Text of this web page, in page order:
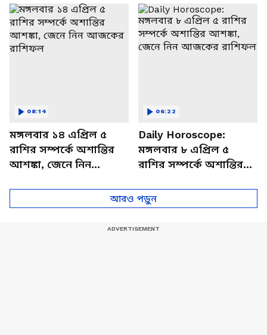
বিশদে
মঙ্গলবার ১৪ এপ্রিল ৫
রাশির সম্পর্কে অশান্তির
আশঙ্কা, জেনে নিন
08:14
Daily Horoscope:
মঙ্গলবার ৮ এপ্রিল ৫
রাশির সম্পর্কে অশান্তির
আজকের রাশিফল
06:22
আরও পড়ুন